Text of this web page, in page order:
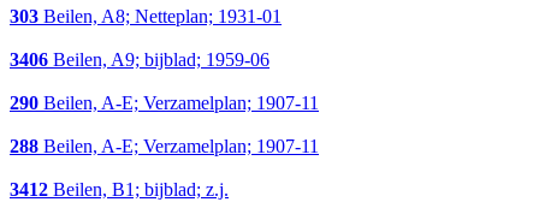
303 Beilen, A8; Netteplan; 1931-01
3406 Beilen, A9; bijblad; 1959-06
290 Beilen, A-E; Verzamelplan; 1907-11
288 Beilen, A-E; Verzamelplan; 1907-11
3412 Beilen, B1; bijblad; z.j.